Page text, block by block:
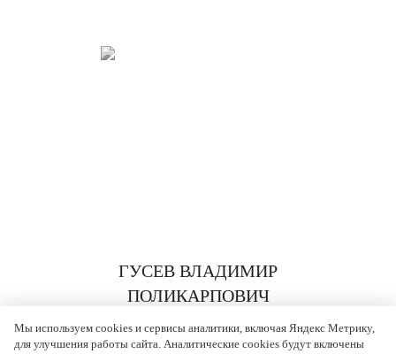
ГУСЕВ ВЛАДИМИР
ПОЛИКАРПОВИЧ
Мы используем cookies и сервисы аналитики, включая Яндекс Метрику,
для улучшения работы сайта. Аналитические cookies будут включены